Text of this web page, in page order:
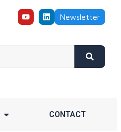
Newsletter
CONTACT